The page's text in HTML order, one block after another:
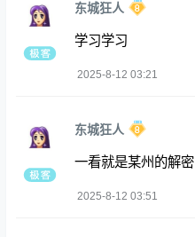
东城狂人
学习学习
2025-8-12 03:21
东城狂人
一看就是某州的解密
2025-8-12 03:51